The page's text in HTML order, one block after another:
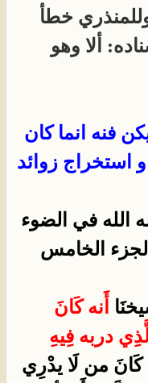
خطأ
ألا وهو
فنه انما كان
استخراج زوائد
الله في الضوء
الجزء الخامس
أَنه كَانَ
دربه فِيهِ
من لَا يدْرِي